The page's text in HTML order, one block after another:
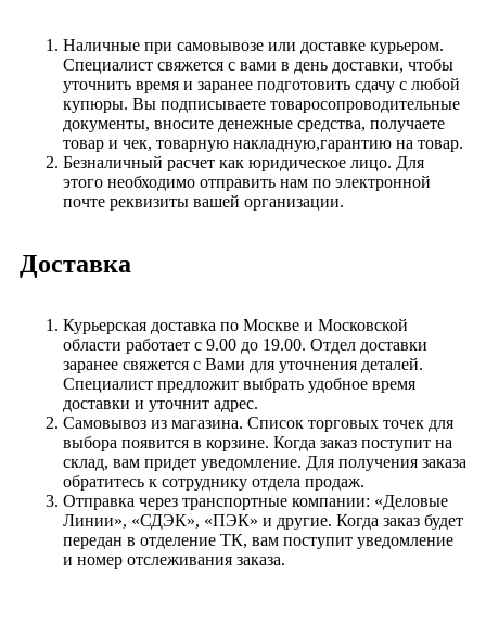
Наличные при самовывозе или доставке курьером.
Специалист свяжется с вами в день доставки, чтобы
уточнить время и заранее подготовить сдачу с любой
купюры. Вы подписываете товаросопроводительные
документы, вносите денежные средства, получаете
товар и чек, товарную накладную,гарантию на товар.
Безналичный расчет как юридическое лицо. Для
этого необходимо отправить нам по электронной
почте реквизиты вашей организации.
Доставка
Курьерская доставка по Москве и Московской
области работает с 9.00 до 19.00. Отдел доставки
заранее свяжется с Вами для уточнения деталей.
Специалист предложит выбрать удобное время
доставки и уточнит адрес.
Самовывоз из магазина. Список торговых точек для
выбора появится в корзине. Когда заказ поступит на
склад, вам придет уведомление. Для получения заказа
обратитесь к сотруднику отдела продаж.
Отправка через транспортные компании: «Деловые
Линии», «СДЭК», «ПЭК» и другие. Когда заказ будет
передан в отделение ТК, вам поступит уведомление
и номер отслеживания заказа.